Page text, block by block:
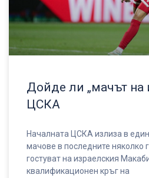
Дойде ли „мачът на
ЦСКА
Началната ЦСКА излиза в
мачове в последните няколко
гостуват на израелския
квалификационен кръг на